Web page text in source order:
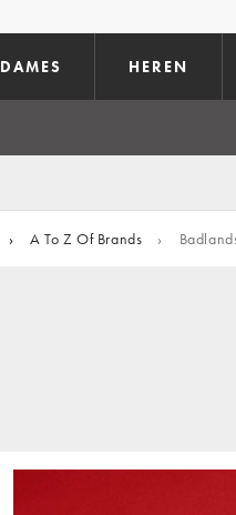
DAMES HEREN
› A To Z Of Brands ›